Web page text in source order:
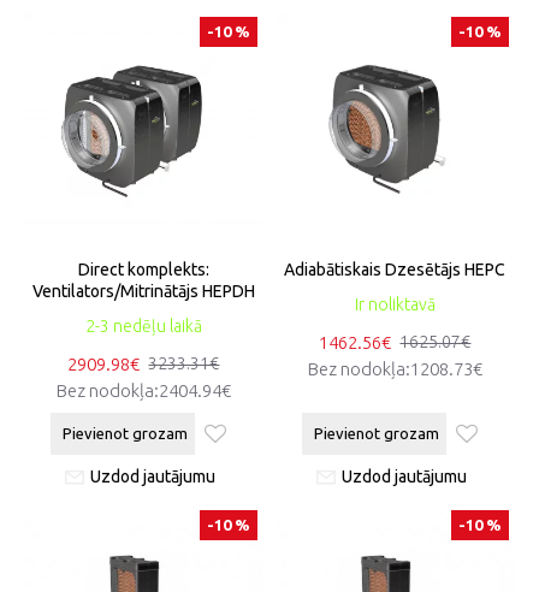
-10 %
2-3 nedēļu laikā
Direct komplekts:
Ventilators/Mitrinātājs HEPDH
2909.98€ 3233.31€
Bez nodokļa:2404.94€
Pievienot grozam
Uzdod jautājumu
-10 %
Ir noliktavā
Adiabātiskais Dzesētājs HEPC
1462.56€ 1625.07€
Bez nodokļa:1208.73€
Pievienot grozam
Uzdod jautājumu
-10 % -10 %